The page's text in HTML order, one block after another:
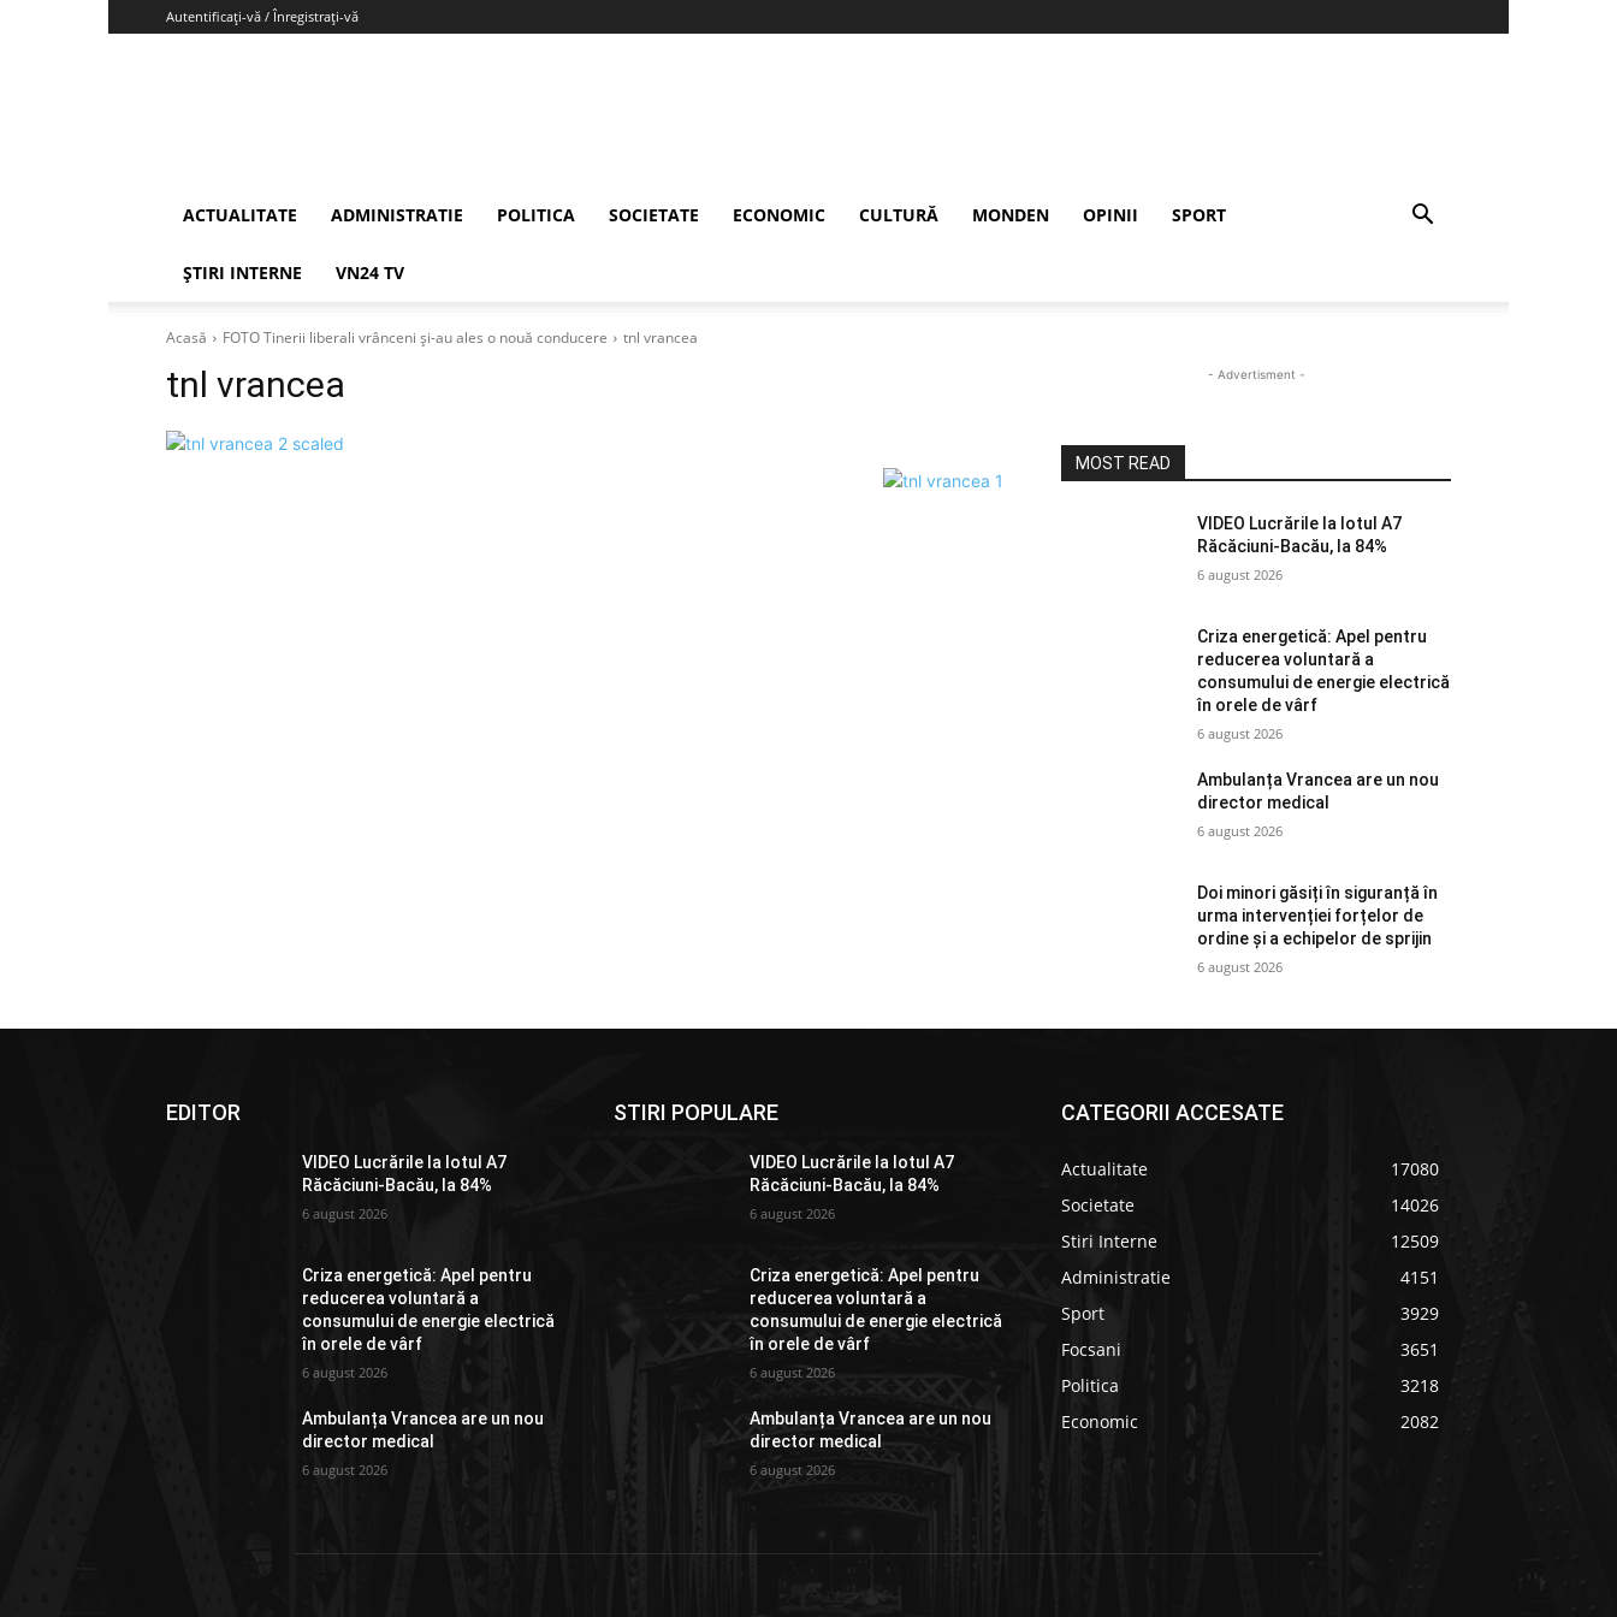
Autentificați-vă / Înregistrați-vă
ACTUALITATE ADMINISTRATIE POLITICA SOCIETATE ECONOMIC CULTURĂ MONDEN OPINII SPORT
ȘTIRI INTERNE VN24 TV
Acasă FOTO Tinerii liberali vrânceni și-au ales o nouă conducere tnl vrancea
tnl vrancea - Advertisment -
MOST READ
VIDEO Lucrările la lotul A7
Răcăciuni-Bacău, la 84%
6 august 2026
Criza energetică: Apel pentru
reducerea voluntară a
consumului de energie electrică
în orele de vârf
6 august 2026
Ambulanța Vrancea are un nou
director medical
6 august 2026
Doi minori găsiți în siguranță în
urma intervenției forțelor de
ordine și a echipelor de sprijin
6 august 2026
EDITOR
VIDEO Lucrările la lotul A7
Răcăciuni-Bacău, la 84%
6 august 2026
Criza energetică: Apel pentru
reducerea voluntară a
consumului de energie electrică
în orele de vârf
6 august 2026
Ambulanța Vrancea are un nou
director medical
6 august 2026
STIRI POPULARE
VIDEO Lucrările la lotul A7
Răcăciuni-Bacău, la 84%
6 august 2026
Criza energetică: Apel pentru
reducerea voluntară a
consumului de energie electrică
în orele de vârf
6 august 2026
Ambulanța Vrancea are un nou
director medical
6 august 2026
CATEGORII ACCESATE
Actualitate
17080
Societate
14026
Stiri Interne
12509
Administratie
4151
Sport
3929
Focsani
3651
Politica
3218
Economic
2082